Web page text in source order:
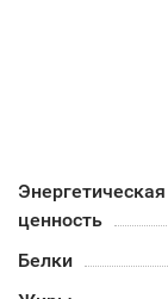
Энергетическая
ценность
Белки